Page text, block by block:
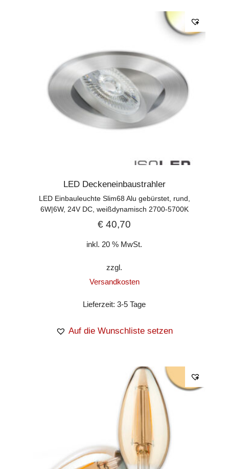
LED Deckeneinbaustrahler
LED Einbauleuchte Slim68 Alu gebürstet, rund,
6W|6W, 24V DC, weißdynamisch 2700-5700K
€ 40,70
inkl. 20 % MwSt.
zzgl.
Versandkosten
Lieferzeit:3-5 Tage
Auf die Wunschliste setzen